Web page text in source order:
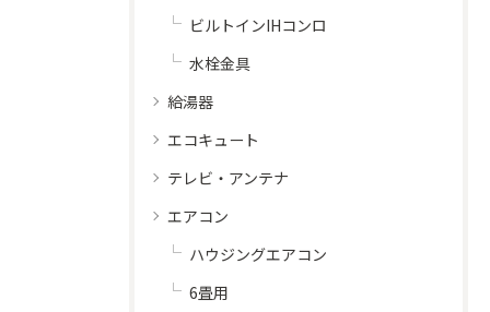
ビルトインIHコンロ
水栓金具
給湯器
エコキュート
テレビ・アンテナ
エアコン
ハウジングエアコン
6畳用